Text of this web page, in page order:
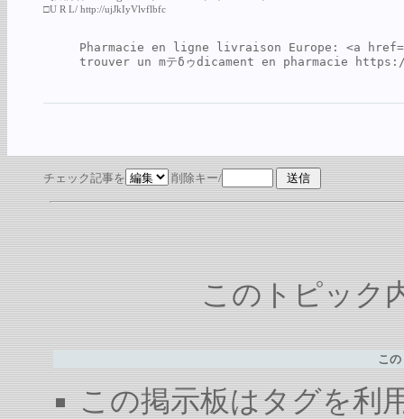
□U R L/ http://ujJkIyVlvflbfc
Pharmacie en ligne livraison Europe: <a
trouver un mテδゥdicament en pharmacie
チェック記事を 削除キー/
このトピック
こ
この掲示板はタグを利